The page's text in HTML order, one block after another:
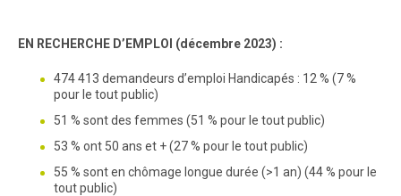
EN RECHERCHE D’EMPLOI (décembre 2023) :
474 413 demandeurs d’emploi Handicapés : 12 % (7 %
pour le tout public)
51 % sont des femmes (51 % pour le tout public)
53 % ont 50 ans et + (27 % pour le tout public)
55 % sont en chômage longue durée (>1 an) (44 % pour le
tout public)